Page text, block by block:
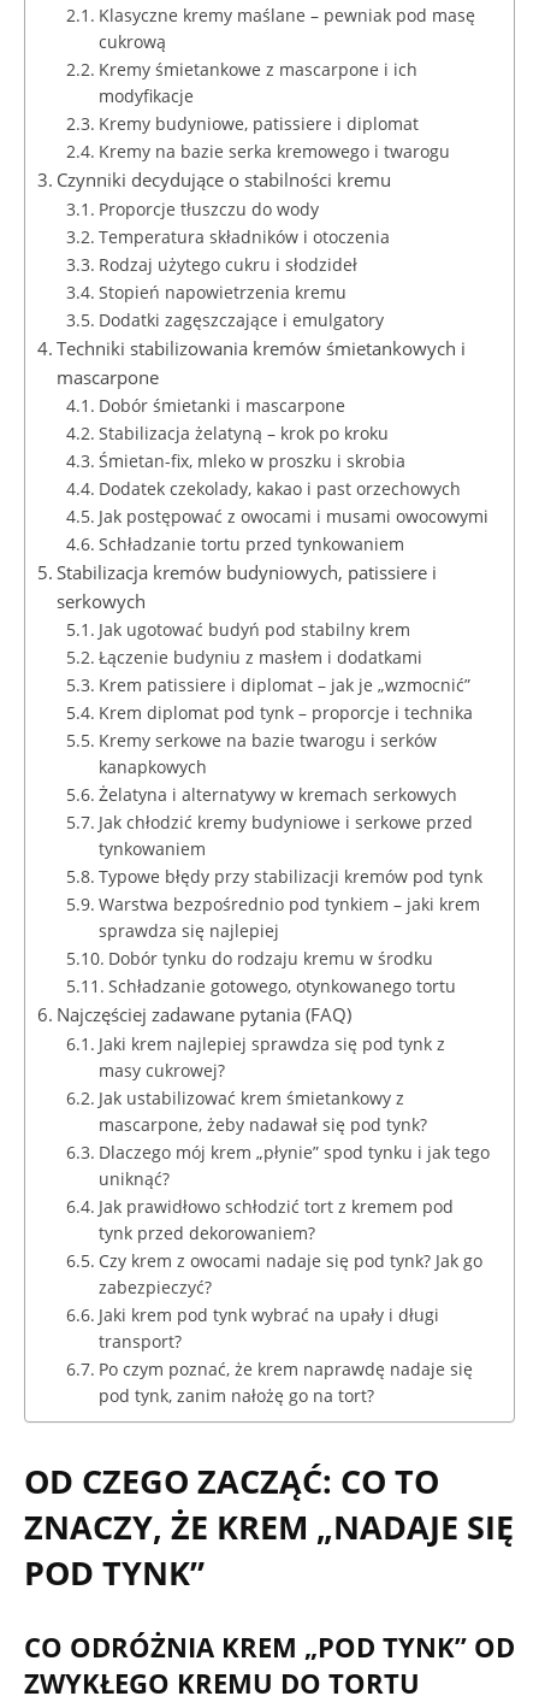
Klasyczne kremy maślane – pewniak pod masę
cukrową
Kremy śmietankowe z mascarpone i ich
modyfikacje
Kremy budyniowe, patissiere i diplomat
Kremy na bazie serka kremowego i twarogu
Czynniki decydujące o stabilności kremu
Proporcje tłuszczu do wody
Temperatura składników i otoczenia
Rodzaj użytego cukru i słodzideł
Stopień napowietrzenia kremu
Dodatki zagęszczające i emulgatory
Techniki stabilizowania kremów śmietankowych i
mascarpone
Dobór śmietanki i mascarpone
Stabilizacja żelatyną – krok po kroku
Śmietan-fix, mleko w proszku i skrobia
Dodatek czekolady, kakao i past orzechowych
Jak postępować z owocami i musami owocowymi
Schładzanie tortu przed tynkowaniem
Stabilizacja kremów budyniowych, patissiere i
serkowych
Jak ugotować budyń pod stabilny krem
Łączenie budyniu z masłem i dodatkami
Krem patissiere i diplomat – jak je „wzmocnić”
Krem diplomat pod tynk – proporcje i technika
Kremy serkowe na bazie twarogu i serków
kanapkowych
Żelatyna i alternatywy w kremach serkowych
Jak chłodzić kremy budyniowe i serkowe przed
tynkowaniem
Typowe błędy przy stabilizacji kremów pod tynk
Warstwa bezpośrednio pod tynkiem – jaki krem
sprawdza się najlepiej
Dobór tynku do rodzaju kremu w środku
Schładzanie gotowego, otynkowanego tortu
Najczęściej zadawane pytania (FAQ)
Jaki krem najlepiej sprawdza się pod tynk z
masy cukrowej?
Jak ustabilizować krem śmietankowy z
mascarpone, żeby nadawał się pod tynk?
Dlaczego mój krem „płynie” spod tynku i jak tego
uniknąć?
Jak prawidłowo schłodzić tort z kremem pod
tynk przed dekorowaniem?
Czy krem z owocami nadaje się pod tynk? Jak go
zabezpieczyć?
Jaki krem pod tynk wybrać na upały i długi
transport?
Po czym poznać, że krem naprawdę nadaje się
pod tynk, zanim nałożę go na tort?
OD CZEGO ZACZĄĆ: CO TO
ZNACZY, ŻE KREM „NADAJE SIĘ
POD TYNK”
CO ODRÓŻNIA KREM „POD TYNK” OD
ZWYKŁEGO KREMU DO TORTU